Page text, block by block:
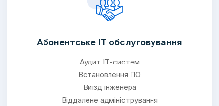
Абонентське ІТ обслуговування
Аудит ІТ-систем
Встановлення ПО
Виїзд інженера
Віддалене адміністрування